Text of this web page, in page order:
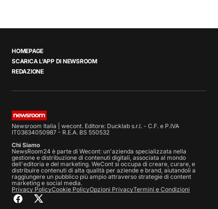
HOMEPAGE
SCARICA L’APP DI NEWSROOM
REDAZIONE
Newsroom Italia | wecont. Editore: Ducklab s.r.l. - C.F. e P.IVA
IT03634050987 - R.E.A. BS 550532
Chi Siamo
NewsRoom24 è parte di Wecont: un'azienda specializzata nella
gestione e distribuzione di contenuti digitali, associata al mondo
dell'editoria e del marketing. WeCont si occupa di creare, curare, e
distribuire contenuti di alta qualità per aziende e brand, aiutandoli a
raggiungere un pubblico più ampio attraverso strategie di content
marketing e social media.
Privacy PolicyCookie PolicyOpzioni PrivacyTermini e Condizioni